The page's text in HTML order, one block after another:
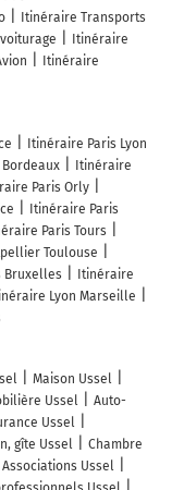
Itinéraire Transports
Itinéraire
Itinéraire
Itinéraire Paris Lyon
Itinéraire
Paris Orly
Itinéraire Paris
Paris Tours
Toulouse
Bruxelles
Itinéraire
Lyon Marseille
Maison Ussel
Ussel
Auto-
Ussel
gîte Ussel
Chambre
Associations Ussel